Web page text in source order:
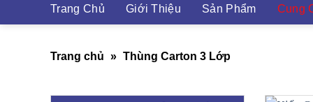
Trang Chủ Giới Thiệu Sản Phẩm Cung
Trang chủ » Thùng Carton 3 Lớp